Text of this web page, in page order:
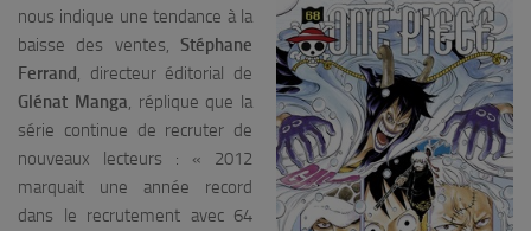
nous indique une tendance à la
baisse des ventes, Stéphane
Ferrand, directeur éditorial de
Glénat Manga, réplique que la
série continue de recruter de
nouveaux lecteurs : « 2012
marquait une année record
dans le recrutement avec 64